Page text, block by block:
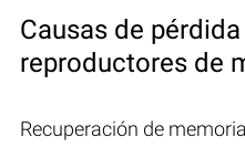
Causas de
reproductores de
Recuperación de